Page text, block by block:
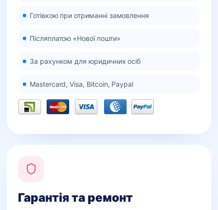
Готівкою при отриманні замовлення
Післяплатою «Нової пошти»
За рахунком для юридичних осіб
Mastercard, Visa, Bitcoin, Paypal
Гарантія та ремонт